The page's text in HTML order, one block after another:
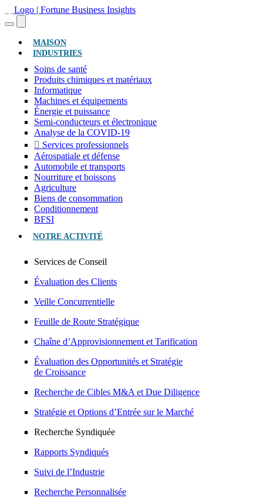
MAISON(ACTUEL)
INDUSTRIES
Soins de santé
Produits chimiques et matériaux
Informatique
Machines et équipements
Énergie et puissance
Semi-conducteurs et électronique
Analyse de la COVID-19
Services professionnels
Aérospatiale et défense
Automobile et transports
Nourriture et boissons
Agriculture
Biens de consommation
Conditionnement
BFSI
NOTRE ACTIVITÉ
Services de Conseil
Évaluation des Clients
Veille Concurrentielle
Feuille de Route Stratégique
Chaîne d’Approvisionnement et Tarification
Évaluation des Opportunités et Stratégie
de Croissance
Recherche de Cibles M&A et Due Diligence
Stratégie et Options d’Entrée sur le Marché
Recherche Syndiquée
Rapports Syndiqués
Suivi de l’Industrie
Recherche Personnalisée